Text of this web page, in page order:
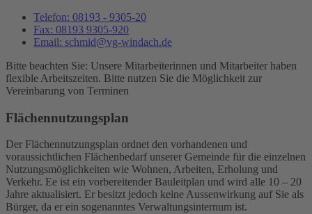
Telefon: 08193 - 9305-20
Fax: 08193 9305-920
Email: schmid@vg-windach.de
Bitte beachten Sie: Unsere Mitarbeiterinnen und Mitarbeiter haben
flexible Arbeitszeiten. Bitte nutzen Sie die Möglichkeit zur
Vereinbarung von Terminen
Flächennutzungsplan
Der Flächennutzungsplan ordnet den vorhandenen und
voraussichtlichen Flächenbedarf unserer Gemeinde für die einzelnen
Nutzungsmöglichkeiten wie Wohnen, Arbeiten, Erholung und
Verkehr. Ee ist ein vorbereitender Bauleitplan und wird alle 10 – 20
Jahre aktualisiert. Er besitzt jedoch keine Aussenwirkung auf Sie als
Bürger, da er ein sogenanntes Verwaltungsinternum ist.